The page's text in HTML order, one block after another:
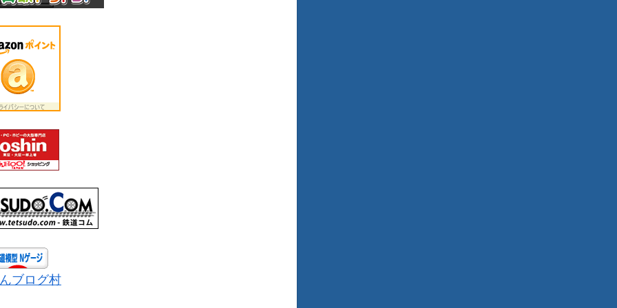
ブログ村